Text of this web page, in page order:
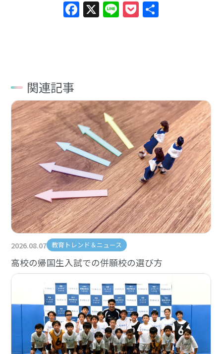
Facebook
X LinePocket
関連記事
2026.08.07 教育トレンド＆ニュース
高校の帰国生入試での併願校の選び方